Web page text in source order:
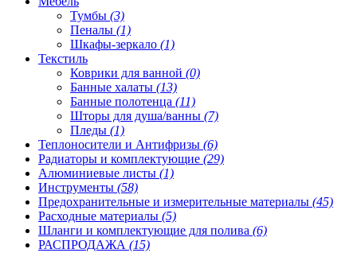
Тумбы (3)
Пеналы (1)
Шкафы-зеркало (1)
Текстиль
Коврики для ванной (0)
Банные халаты (13)
Банные полотенца (11)
Шторы для душа/ванны (7)
Пледы (1)
Теплоносители и Антифризы (6)
Радиаторы и комплектующие (29)
Алюминиевые листы (1)
Инструменты (58)
Предохранительные и измерительные материалы (45)
Расходные материалы (5)
Шланги и комплектующие для полива (6)
РАСПРОДАЖА (15)